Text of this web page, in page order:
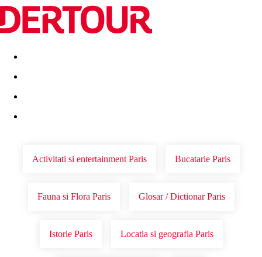
Destinatii Vacanta perfecta OFERTE DE NERATAT
Activitati si entertainment Paris Bucatarie Paris
Fauna si Flora Paris Glosar / Dictionar Paris
Istorie Paris Locatia si geografia Paris